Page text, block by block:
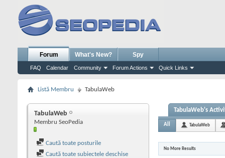
Forum
FAQ Calendar Community Forum Actions Quick Links
What's New? Spy
Listă Membru TabulaWeb
TabulaWeb
Membru SeoPedia
Caută toate posturile
Caută toate subiectele deschise
TabulaWeb's
All TabulaWeb
No More Results